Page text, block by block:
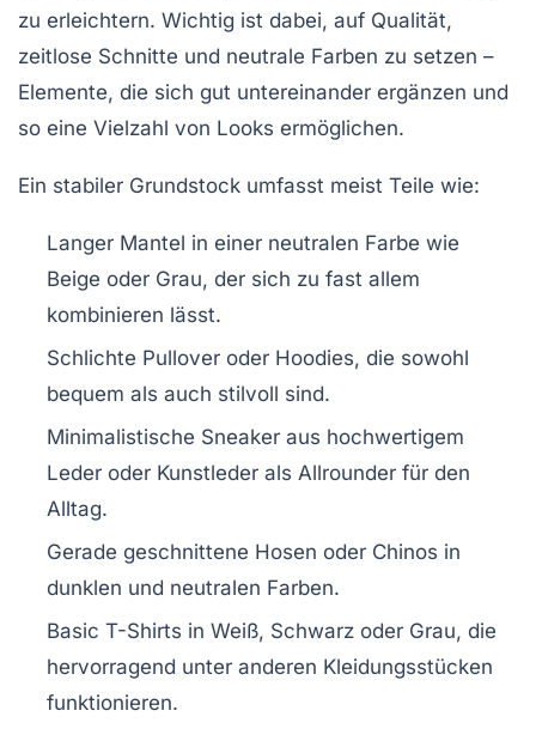
zu erleichtern. Wichtig ist dabei, auf Qualität,
zeitlose Schnitte und neutrale Farben zu setzen –
Elemente, die sich gut untereinander ergänzen und
so eine Vielzahl von Looks ermöglichen.
Ein stabiler Grundstock umfasst meist Teile wie:
Langer Mantel in einer neutralen Farbe wie
Beige oder Grau, der sich zu fast allem
kombinieren lässt.
Schlichte Pullover oder Hoodies, die sowohl
bequem als auch stilvoll sind.
Minimalistische Sneaker aus hochwertigem
Leder oder Kunstleder als Allrounder für den
Alltag.
Gerade geschnittene Hosen oder Chinos in
dunklen und neutralen Farben.
Basic T-Shirts in Weiß, Schwarz oder Grau, die
hervorragend unter anderen Kleidungsstücken
funktionieren.